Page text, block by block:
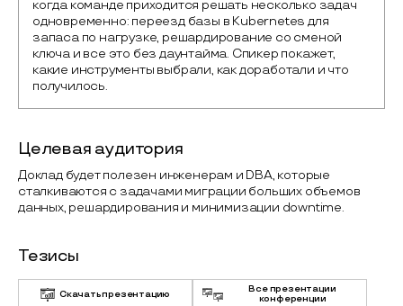
когда команде приходится решать несколько задач
одновременно: переезд базы в Kubernetes для
запаса по нагрузке, решардирование со сменой
ключа и все это без даунтайма. Спикер покажет,
какие инструменты выбрали, как доработали и что
получилось.
Целевая аудитория
Доклад будет полезен инженерам и DBA, которые
сталкиваются с задачами миграции больших объемов
данных, решардирования и минимизации downtime.
Тезисы
Скачать презентацию
Все презентации
конференции